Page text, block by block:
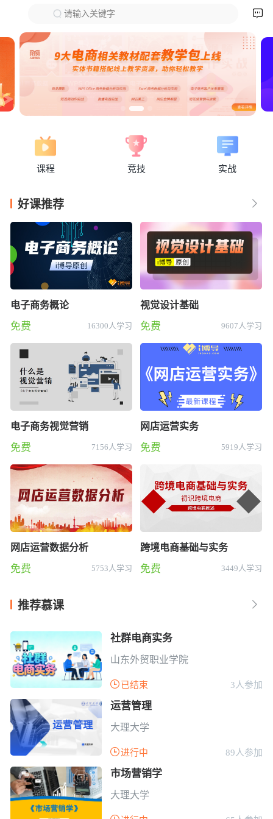
请输入关键字 
课程 竞技 实战
下拉刷新
好课推荐 
电子商务概论
免费 16300人学习
视觉设计基础
免费 9607人学习
电子商务视觉营销
免费 7156人学习
网店运营实务
免费 5919人学习
网店运营数据分析
免费 5753人学习
跨境电商基础与实务
免费 3449人学习
推荐慕课 
社群电商实务
山东外贸职业学院
 已结束 3人参加
运营管理
大理大学
进行中 89人参加
市场营销学
大理大学